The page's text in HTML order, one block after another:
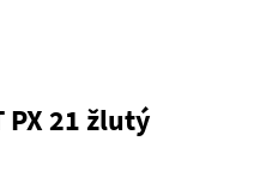
PX 21 žlutý